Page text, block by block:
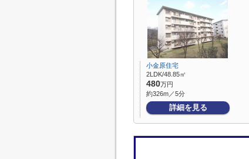
小金原住宅
2LDK/48.85㎡
480万円
約326m／5分
詳細を見る